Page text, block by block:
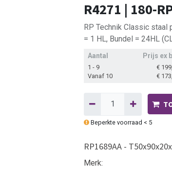
R4271 | 180-
RP Technik Classic staal
= 1 HL, Bundel = 24HL
Aantal Prijs ex
1 - 9 €
Vanaf 10
€
Beperkte voorraad < 5
RP1689AA -
Merk: